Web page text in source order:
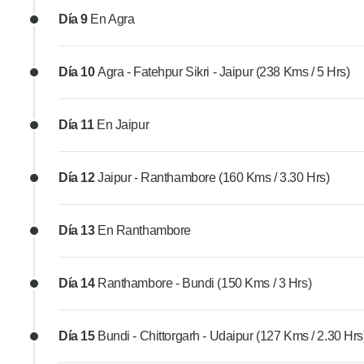
Día 9 En Agra
Día 10Agra - Fatehpur Sikri - Jaipur (238 Kms / 5 Hrs)
Día 11 En Jaipur
Día 12Jaipur - Ranthambore (160 Kms / 3.30 Hrs)
Día 13 En Ranthambore
Día 14 Ranthambore - Bundi (150 Kms / 3 Hrs)
Día 15 Bundi - Chittorgarh - Udaipur (127 Kms / 2.30